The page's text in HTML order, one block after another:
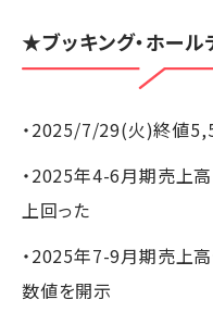
★ブッキング・ホール
・2025/7/29(火)終値
・2025年4-6月期売上
上回った
・2025年7-9月期売上
数値を開示